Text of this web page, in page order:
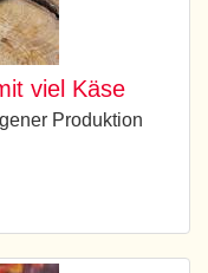
viel Käse
Produktion